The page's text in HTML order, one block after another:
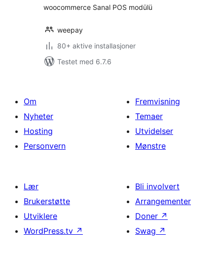
woocommerce Sanal POS modülü
weepay
80+ aktive installasjoner
Testet med 6.7.6
Om
Nyheter
Hosting
Personvern
Fremvisning
Temaer
Utvidelser
Mønstre
Lær
Brukerstøtte
Utviklere
WordPress.tv ↗
Bli involvert
Arrangementer
Doner ↗
Swag ↗